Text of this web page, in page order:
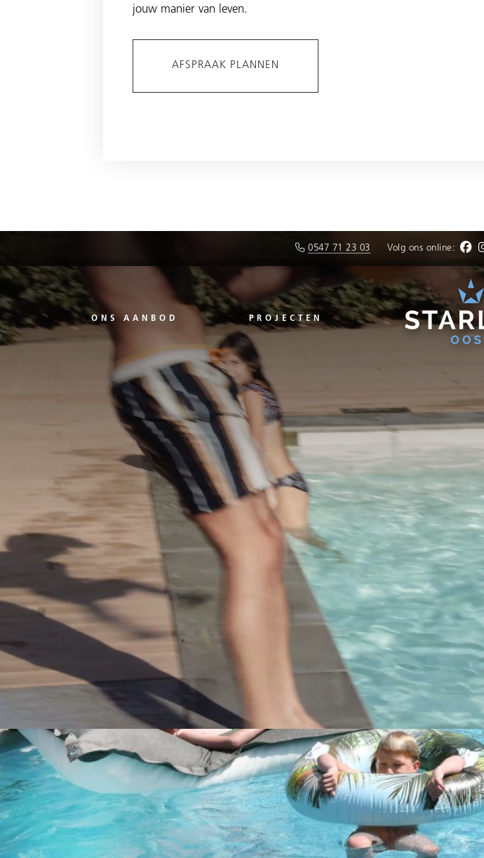
jouw manier van leven.
AFSPRAAK PLANNEN
0547 71 23 03 Volg ons online:
ONS AANBOD PROJECTEN